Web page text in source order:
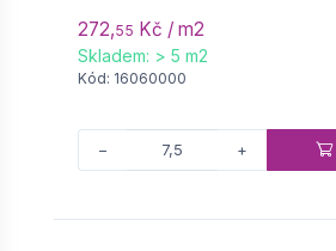
272,55 Kč / m2
Skladem: > 5 m2
Kód: 16060000
− +